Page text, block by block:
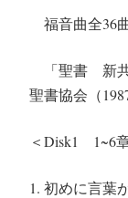
福音曲全36
「聖書 新共
聖書協会（
＜Disk1 1~6
1. 初めに言葉